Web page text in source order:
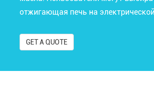
отжигающая печь на
GET A QUOTE